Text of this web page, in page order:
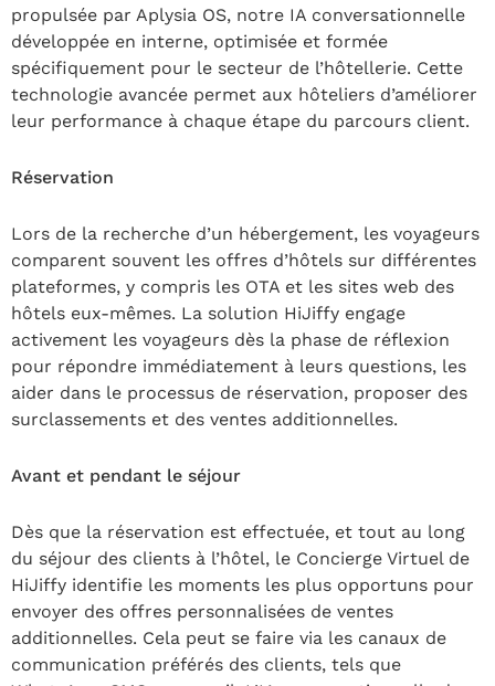
propulsée par Aplysia OS, notre IA conversationnelle
développée en interne, optimisée et formée
spécifiquement pour le secteur de l’hôtellerie. Cette
technologie avancée permet aux hôteliers d’améliorer
leur performance à chaque étape du parcours client.
Réservation
Lors de la recherche d’un hébergement, les voyageurs
comparent souvent les offres d’hôtels sur différentes
plateformes, y compris les OTA et les sites web des
hôtels eux-mêmes. La solution HiJiffy engage
activement les voyageurs dès la phase de réflexion
pour répondre immédiatement à leurs questions, les
aider dans le processus de réservation, proposer des
surclassements et des ventes additionnelles.
Avant et pendant le séjour
Dès que la réservation est effectuée, et tout au long
du séjour des clients à l’hôtel, le Concierge Virtuel de
HiJiffy identifie les moments les plus opportuns pour
envoyer des offres personnalisées de ventes
additionnelles. Cela peut se faire via les canaux de
communication préférés des clients, tels que